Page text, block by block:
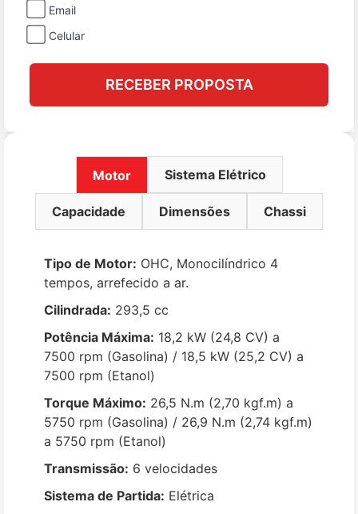
Email
Celular
RECEBER PROPOSTA
Motor Sistema Elétrico
Capacidade Dimensões Chassi
Tipo de Motor: OHC, Monocilíndrico 4
tempos, arrefecido a ar.
Cilindrada: 293,5 cc
Potência Máxima: 18,2 kW (24,8 CV) a
7500 rpm (Gasolina) / 18,5 kW (25,2 CV) a
7500 rpm (Etanol)
Torque Máximo: 26,5 N.m (2,70 kgf.m) a
5750 rpm (Gasolina) / 26,9 N.m (2,74 kgf.m)
a 5750 rpm (Etanol)
Transmissão: 6 velocidades
Sistema de Partida: Elétrica